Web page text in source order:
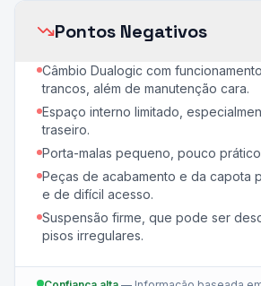
Pontos Negativos
Câmbio Dualogic com
trancos, além de manutenção cara.
Espaço interno limitado,
traseiro.
Porta-malas pequeno, pouco
Peças de acabamento e da capota
e de difícil acesso.
Suspensão firme, que pode ser
pisos irregulares.